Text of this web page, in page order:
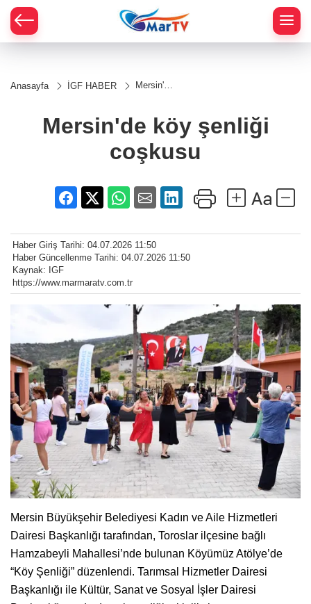
Anasayfa İGF HABER
Mersin'de
coşkusu
Mersin'de köy şenliği
coşkusu
Haber Giriş Tarihi: 04.07.2026 11:50
Haber Güncellenme Tarihi: 04.07.2026 11:50
Kaynak: IGF
https://www.marmaratv.com.tr
Mersin Büyükşehir Belediyesi Kadın ve Aile Hizmetleri
Dairesi Başkanlığı tarafından, Toroslar ilçesine bağlı
Hamzabeyli Mahallesi’nde bulunan Köyümüz Atölye’de
“Köy Şenliği” düzenlendi. Tarımsal Hizmetler Dairesi
Başkanlığı ile Kültür, Sanat ve Sosyal İşler Dairesi